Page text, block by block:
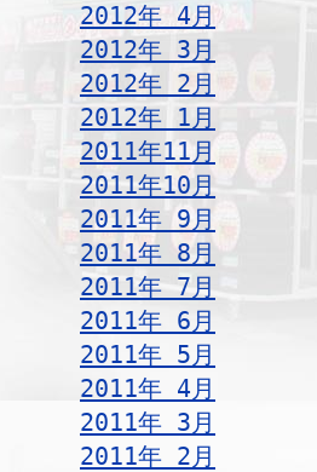
2012年 4月
2012年 3月
2012年 2月
2012年 1月
2011年11月
2011年10月
2011年 9月
2011年 8月
2011年 7月
2011年 6月
2011年 5月
2011年 4月
2011年 3月
2011年 2月